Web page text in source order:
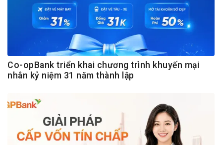
Co-opBank triển khai chương trình khuyến mại
nhân kỷ niệm 31 năm thành lập